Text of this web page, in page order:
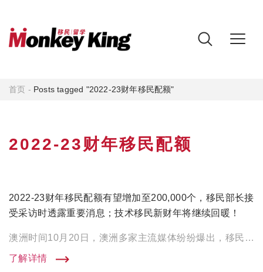
首页 - Posts tagged "2022-23财年移民配额"
2022-23财年移民配额
2022-23财年移民配额有望增加至200,000个，移民部长接
受采访时透露重要消息；技术移民新财年将继续回暖！
澳洲时间10月20日，澳洲多家主流媒体纷纷爆出，移民部长Alex Hawke表示2022-23财年移民配额很有 […]
了解详情